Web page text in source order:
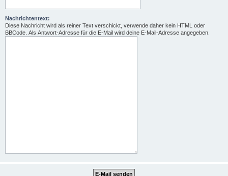
Nachrichtentext:
Diese Nachricht wird als reiner Text verschickt, verwende daher kein HTML oder
BBCode. Als Antwort-Adresse für die E-Mail wird deine E-Mail-Adresse angegeben.